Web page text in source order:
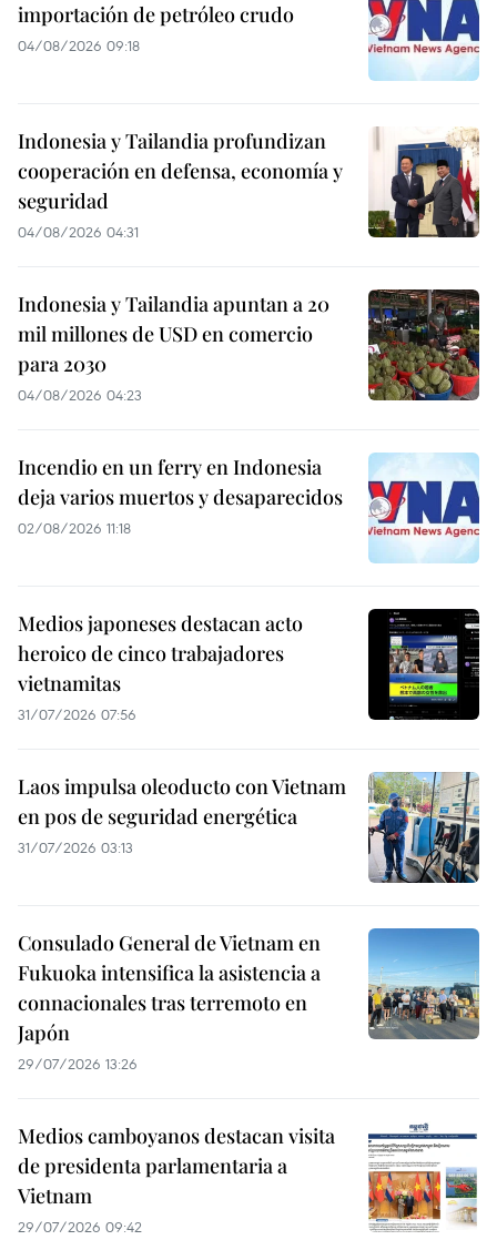
importación de petróleo crudo
04/08/2026 09:18
Indonesia y Tailandia profundizan
cooperación en defensa, economía y
seguridad
04/08/2026 04:31
Indonesia y Tailandia apuntan a 20
mil millones de USD en comercio
para 2030
04/08/2026 04:23
Incendio en un ferry en Indonesia
deja varios muertos y desaparecidos
02/08/2026 11:18
Medios japoneses destacan acto
heroico de cinco trabajadores
vietnamitas
31/07/2026 07:56
Laos impulsa oleoducto con Vietnam
en pos de seguridad energética
31/07/2026 03:13
Consulado General de Vietnam en
Fukuoka intensifica la asistencia a
connacionales tras terremoto en
Japón
29/07/2026 13:26
Medios camboyanos destacan visita
de presidenta parlamentaria a
Vietnam
29/07/2026 09:42